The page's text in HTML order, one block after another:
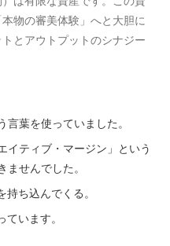
物の審美体験」へと大胆に
とアウトプットのシナジー
葉を使っていました。
イティブ・マージン」という
せんでした。
ち込んでくる。
います。